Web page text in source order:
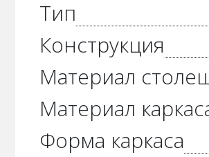
Тип
Конструкция
Материал
Материал
Форма каркаса